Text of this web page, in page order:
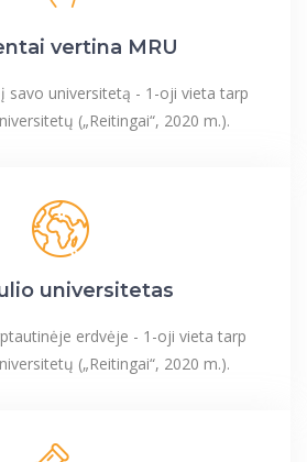
vertina MRU
savo universitetą - 1-oji vieta tarp
(„Reitingai“, 2020 m.).
universitetas
erdvėje - 1-oji vieta tarp
(„Reitingai“, 2020 m.).